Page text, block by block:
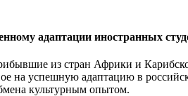
адаптации иностранных
из стран Африки и
успешную адаптацию в
культурным опытом.